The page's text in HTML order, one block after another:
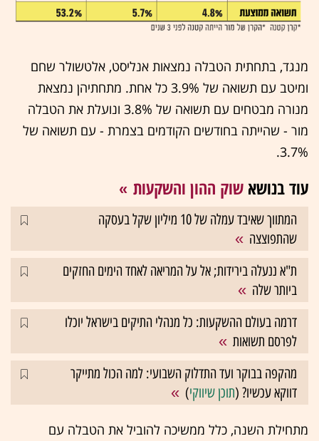
מנגד, בתחתית הטבלה נמצאות אנליסט, אלטשולר שחם
ומיטב עם תשואה של 3.9% כל אחת. מתחתיהן נמצאת
מנורה מבטחים עם תשואה של 3.8% ונועלת את הטבלה
מור - שהייתה בחודשים הקודמים בצמרת - עם תשואה של
3.7%.
עוד בנושא שוק ההון והשקעות
המתווך שאיבד עמלה של 10 מיליון שקל בעסקה
שהתפוצצה
ת"א ננעלה בירידות; אל על המריאה לאחד הימים החזקים
ביותר שלה
דרמה בעולם ההשקעות: כל מנהלי התיקים בישראל יוכלו
לפרסם תשואות
מהקפה בבוקר ועד התדלוק השבועי: למה הכול מתייקר
דווקא עכשיו? (תוכן שיווקי)
מתחילת השנה, כלל ממשיכה להוביל את הטבלה עם